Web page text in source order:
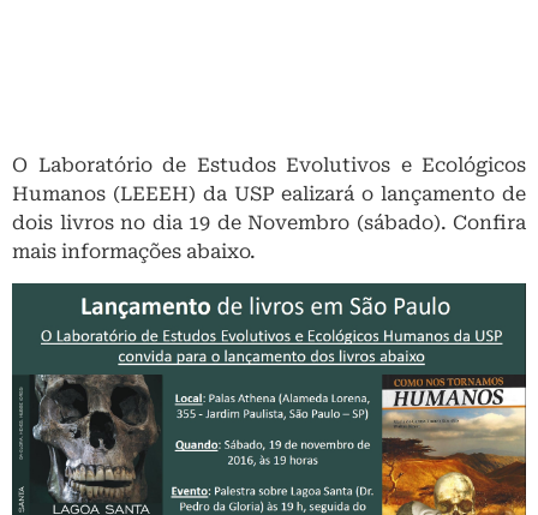
O Laboratório de Estudos Evolutivos e Ecológicos
Humanos (LEEEH) da USP ealizará o lançamento de
dois livros no dia 19 de Novembro (sábado). Confira
mais informações abaixo.